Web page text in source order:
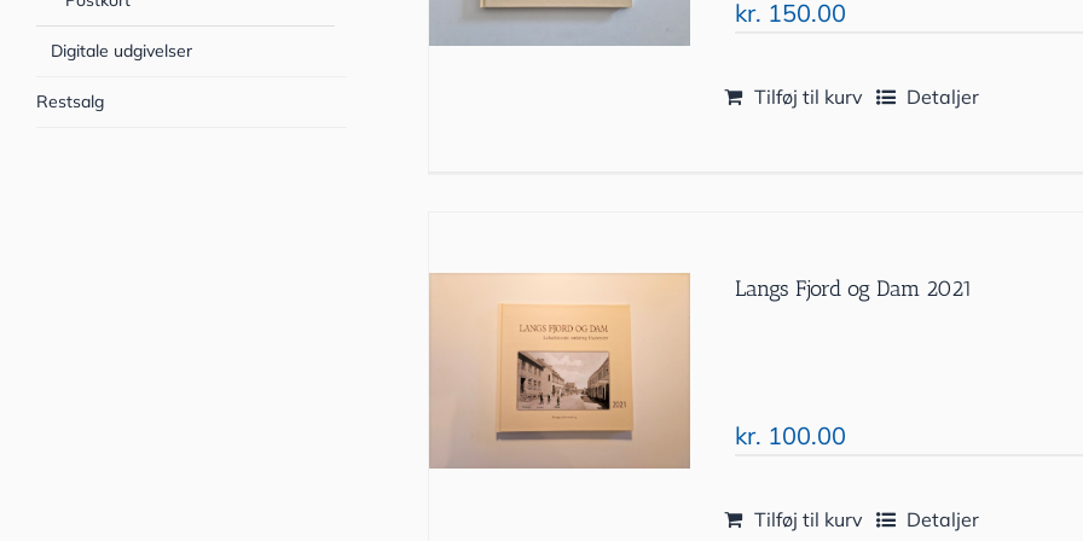
kr. 150.00
Tilføj til kurv Detaljer
Langs Fjord og Dam 2021
kr. 100.00
Tilføj til kurv Detaljer
Digitale udgivelser
Restsalg